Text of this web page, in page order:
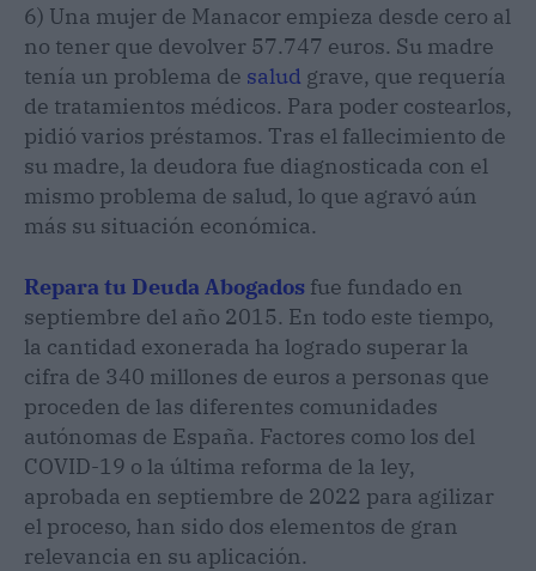
6) Una mujer de Manacor empieza desde cero al
no tener que devolver 57.747 euros. Su madre
tenía un problema de salud grave, que requería
de tratamientos médicos. Para poder costearlos,
pidió varios préstamos. Tras el fallecimiento de
su madre, la deudora fue diagnosticada con el
mismo problema de salud, lo que agravó aún
más su situación económica.
Repara tu Deuda Abogados fue fundado en
septiembre del año 2015. En todo este tiempo,
la cantidad exonerada ha logrado superar la
cifra de 340 millones de euros a personas que
proceden de las diferentes comunidades
autónomas de España. Factores como los del
COVID-19 o la última reforma de la ley,
aprobada en septiembre de 2022 para agilizar
el proceso, han sido dos elementos de gran
relevancia en su aplicación.